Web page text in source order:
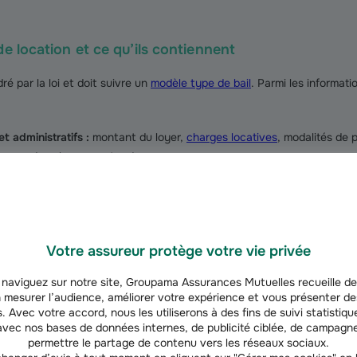
Votre assureur protège votre vie privée
sur notre site, Groupama Assurances Mutuelles recueille
mesurer l’audience, améliorer votre expérience et vous présenter
Avec votre accord, nous les utiliserons à des fins de suivi
nos bases de données internes, de publicité ciblée, de
permettre le partage de contenu vers les réseaux sociaux.
location et ce qu’ils contiennent
par la loi et doit suivre un modèle type de bail. Parmi les
administratifs : montant du loyer, charges locatives, modalités de
dans les zones tendues.
tendues, trois mois pour les locations vides hors zone tendue).
Votre propriétaire ne pourra pas vous demander de partir avant la
Un bailleur doit aussi respecter des conditions de location